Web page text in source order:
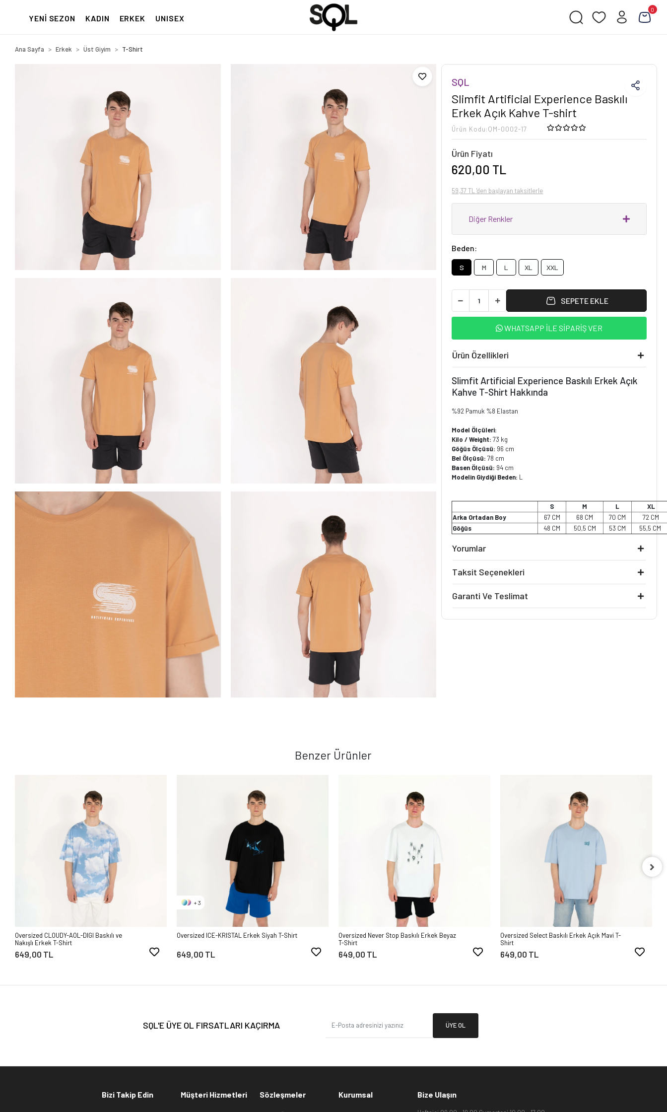
YENİ SEZON KADIN ERKEK UNISEX
0
Ana Sayfa Erkek Üst Giyim T-Shirt
SQL
Slimfit Artificial Experience Baskılı
Erkek Açık Kahve T-shirt
Ürün Kodu:QM-0002-17
Ürün Fiyatı
620,00 TL
59,37 TL 'den başlayan taksitlerle
Diğer Renkler
Beden:
S M L XL XXL
SEPETE EKLE
WHATSAPP İLE SİPARİŞ VER
Ürün Özellikleri
Slimfit Artificial Experience Baskılı Erkek Açık
Kahve T-Shirt Hakkında
%92 Pamuk %8 Elastan
Model Ölçüleri:
Kilo / Weight: 73 kg
Göğüs Ölçüsü: 96 cm
Bel Ölçüsü:78 cm
Basen Ölçüsü: 94 cm
Modelin Giydiği Beden: L
S M L
XL
Arka Ortadan Boy
67 CM 68 CM 70 CM
72 CM
Göğüs
48 CM 50,5 CM 53 CM 55,5 CM
Yorumlar
Taksit Seçenekleri
Garanti Ve Teslimat
Benzer Ürünler
Oversized CLOUDY-AOL-DIGI Baskılı ve
Nakışlı Erkek T-Shirt
649,00 TL
+ 3
Oversized ICE-KRISTAL Erkek Siyah T-Shirt
649,00 TL
Oversized Never Stop Baskılı Erkek Beyaz
T-Shirt
649,00 TL
Oversized Select Baskılı Erkek Açık Mavi T-
Shirt
649,00 TL
SQL'E ÜYE OL FIRSATLARI KAÇIRMA ÜYE OL
Bizi Takip Edin Müşteri Hizmetleri Sözleşmeler Kurumsal Bize Ulaşın